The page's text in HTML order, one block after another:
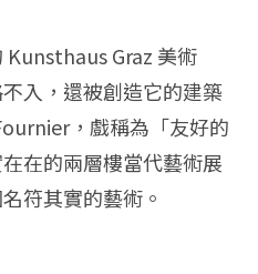
Graz 美術
入，還被創造它的建築
，戲稱為「友好的
在的兩層樓當代藝術展
符其實的藝術。